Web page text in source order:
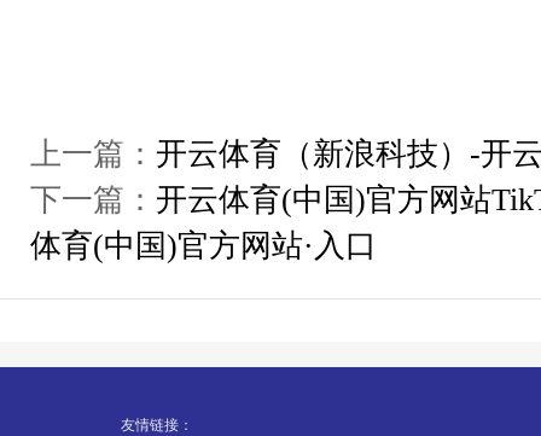
上一篇： 开云体育（新浪科技）-开
下一篇： 开云体育(中国)官方网站
体育(中国)官方网站·入口
友情链接：